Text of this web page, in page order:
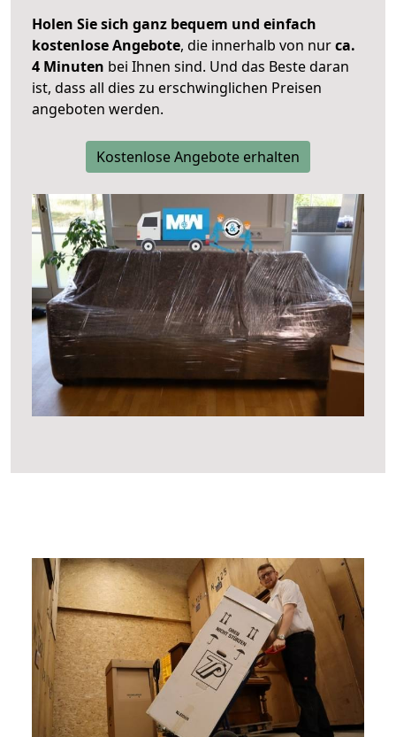
Holen Sie sich ganz bequem und einfach
kostenlose Angebote, die innerhalb von nurca.
4 Minuten bei Ihnen sind. Und das Beste daran
ist, dass all dies zu erschwinglichen Preisen
angeboten werden.
Kostenlose Angebote erhalten